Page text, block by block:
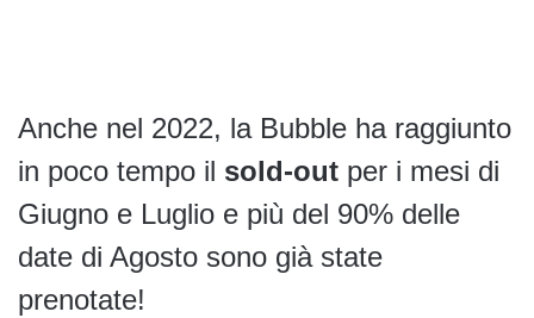
Anche nel 2022, la Bubble ha raggiunto
in poco tempo il sold-out per i mesi di
Giugno e Luglio e più del 90% delle
date di Agosto sono già state
prenotate!